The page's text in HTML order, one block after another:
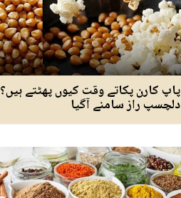
پاپ کارن پکاتے وقت کیوں پھٹتے ہیں؟
دلچسپ راز سامنے آگیا